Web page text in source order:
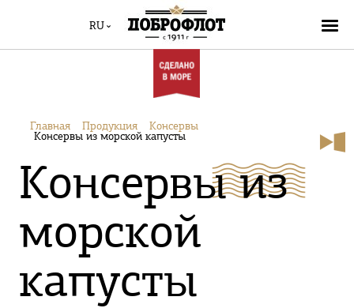
RU
Главная Продукция
Консервы
Консервы из морской капусты
Консервы из
морской
капусты